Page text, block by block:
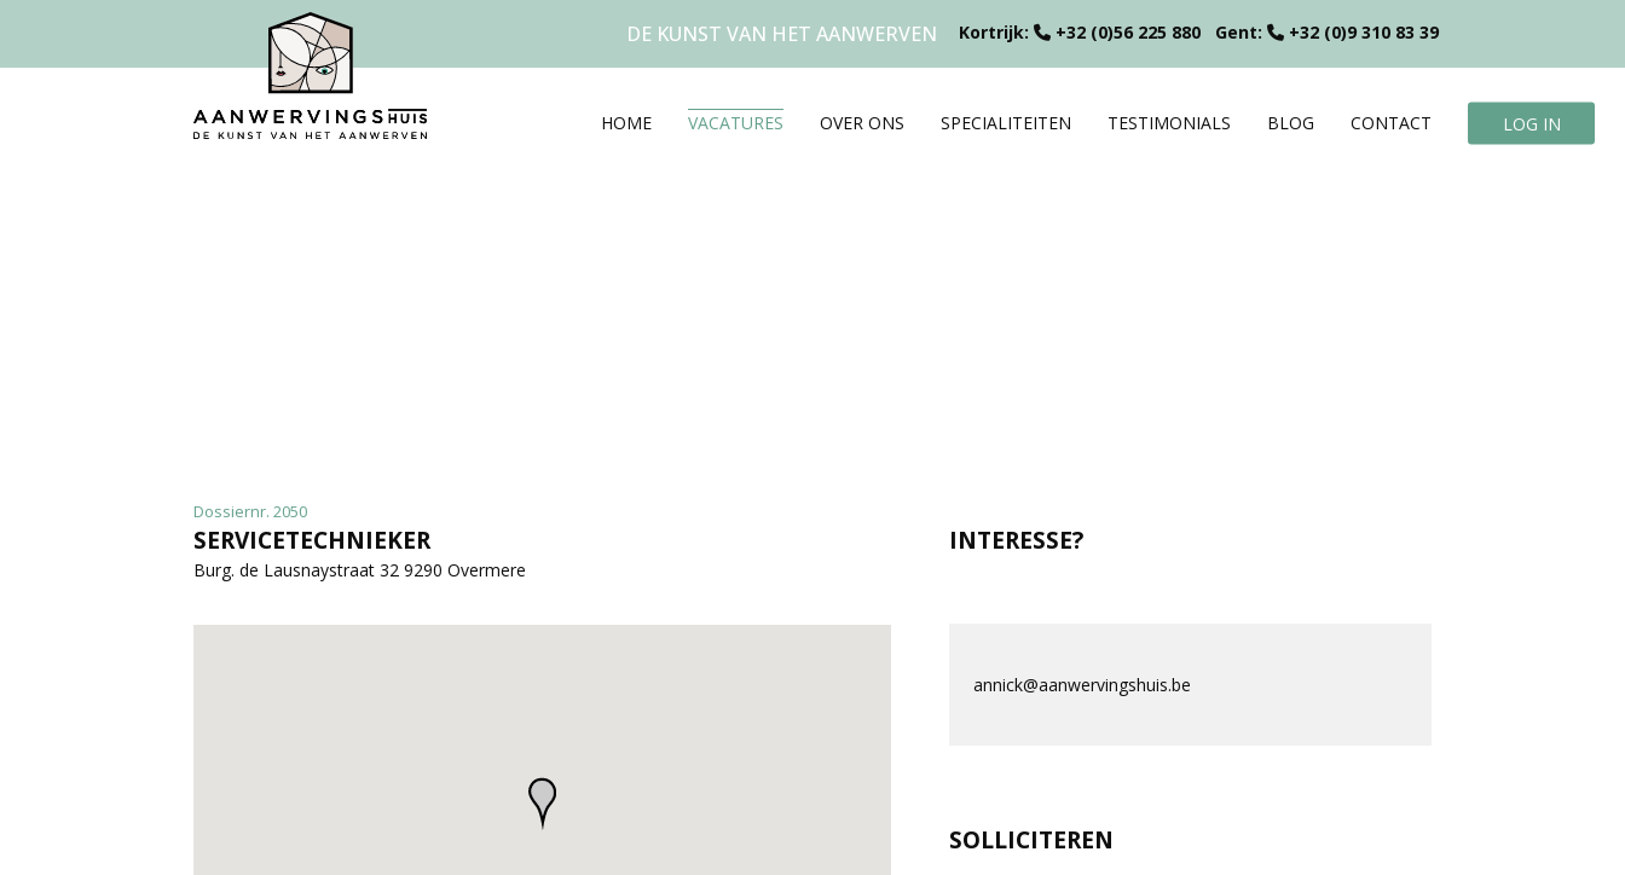
DE KUNST VAN HET AANWERVEN Kortrijk: +32 (0)56 225 880 Gent: +32 (0)9 310 83 39
HOME VACATURES OVER ONS SPECIALITEITEN TESTIMONIALS BLOG CONTACT LOG IN
Dossiernr. 2050
SERVICETECHNIEKER
Burg. de Lausnaystraat 32 9290 Overmere
INTERESSE?
annick@aanwervingshuis.be
SOLLICITEREN